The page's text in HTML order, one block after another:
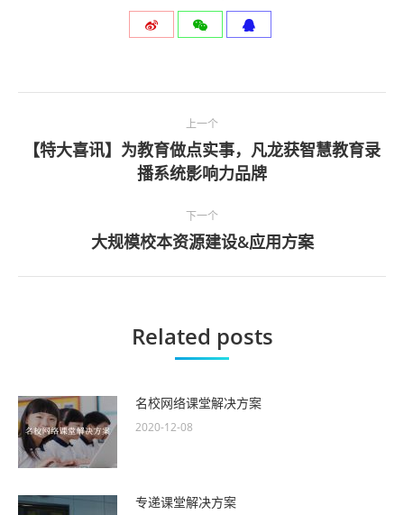
章
上一个
上
一
篇
文
章
【特大喜讯】为教育做点实事，凡龙获智慧教育录
播系统影响力品牌
下一个
下
章
大规模校本资源建设&应用方案
Related posts
名校网络课堂解决方案
2020-12-08
专递课堂解决方案